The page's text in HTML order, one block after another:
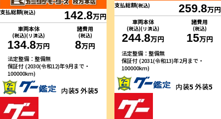
支払総額(税込) 142.8万円
車両本体
(税込)(リ済込)
134.8万円
諸費用
(税込)
8万円
法定整備：整備無
保証付 (2030(令和12)年9月まで・
100000km)
内装5 外装5
支払総額(税込) 259.8万円
車両本体
(税込)(リ済込)
244.8万円
諸費用
(税込)
15万円
法定整備：整備無
保証付 (2031(令和13)年2月まで・
100000km)
内装5 外装5